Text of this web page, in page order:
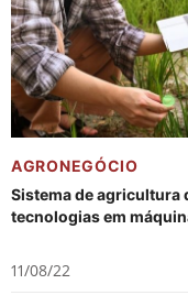
AGRONEGÓCIO
Sistema de agricultura
tecnologias em
11/08/22